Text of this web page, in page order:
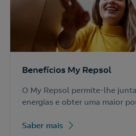
Benefícios My Repsol
O My Repsol permite-lhe
energias e obter uma maior
Saber mais